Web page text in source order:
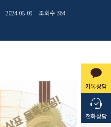
카톡상담
전화상담
2024.08.09 조회수 364